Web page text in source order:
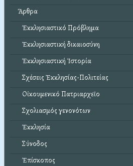
Ἄρθρα
Ἐκκλησιαστικό Πρόβλημα
Ἐκκλησιαστική δικαιοσύνη
Ἐκκλησιαστική Ἱστορία
Σχέσεις Ἐκκλησίας-Πολιτείας
Οἰκουμενικό Πατριαρχεῖο
Σχολιασμός γενονότων
Ἐκκλησία
Σύνοδος
Ἐπίσκοπος